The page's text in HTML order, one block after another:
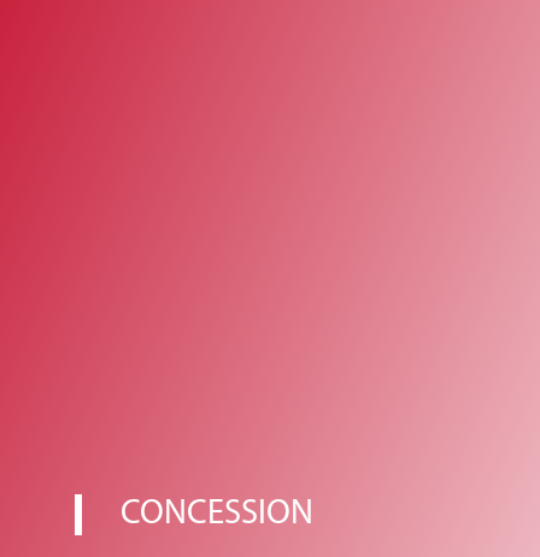
CONCESSION